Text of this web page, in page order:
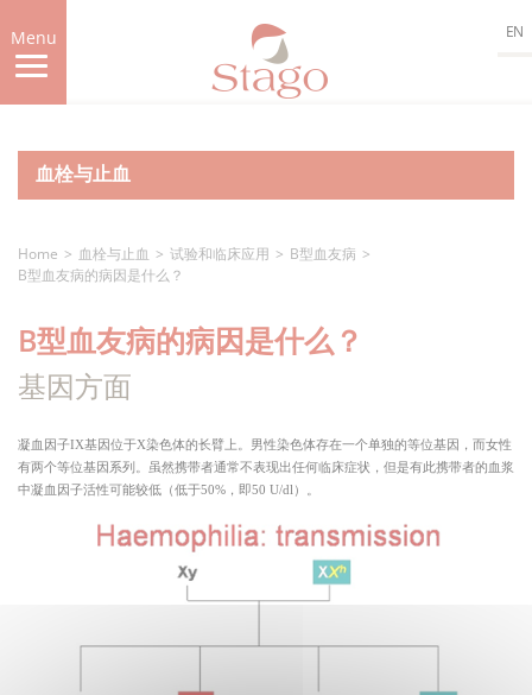
to
main
content
Menu EN
血栓与止血
Home 血栓与止血 试验和临床应用
B型血友病
B型血友病的病因是什么？
B型血友病的病因是什么？
基因方面
凝血因子IX基因位于X染色体的长臂上。男性染色体存在一个单独的等位基因，而女性
有两个等位基因系列。虽然携带者通常不表现出任何临床症状，但是有此携带者的血浆
中凝血因子活性可能较低（低于50% ，即50 U/dl ）。